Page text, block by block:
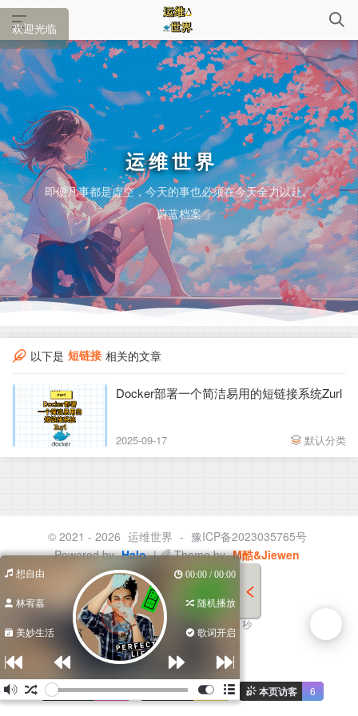
运维世界_
即便凡事都是虚空，今天的事也必须在今天全力以赴。
「 蔚蓝档案 」
以下是 短链接 相关的文章
Docker部署一个简洁易用的短链接系统Zurl
2025-09-17 默认分类
© 2021 - 2026 运维世界 - 豫ICP备2023035765号
Powered by Halo | 🌈 Theme by M酷&Jiewen
本站点由
提供云服务
已运行00天
秒
豫ICP备2023035765号-2
RSS 站点地图
访问量 3.3w 访客量 2.0w 本页访客 6
想自由 00:00 / 00:00
林宥嘉 随机播放
美妙生活 歌词开启
欢迎光临